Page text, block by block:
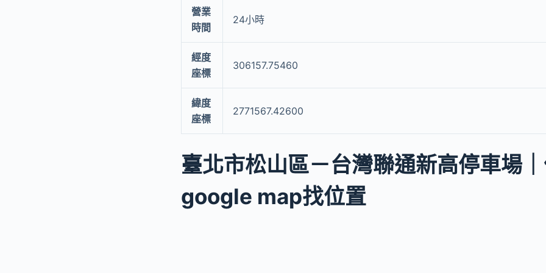
營業
時間
24小時
經度
座標
306157.75460
緯度
座標
2771567.42600
臺北市松山區－台灣聯通新高停車場
google map找位置